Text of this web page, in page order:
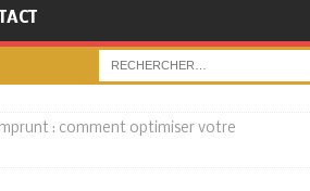
: comment optimiser votre